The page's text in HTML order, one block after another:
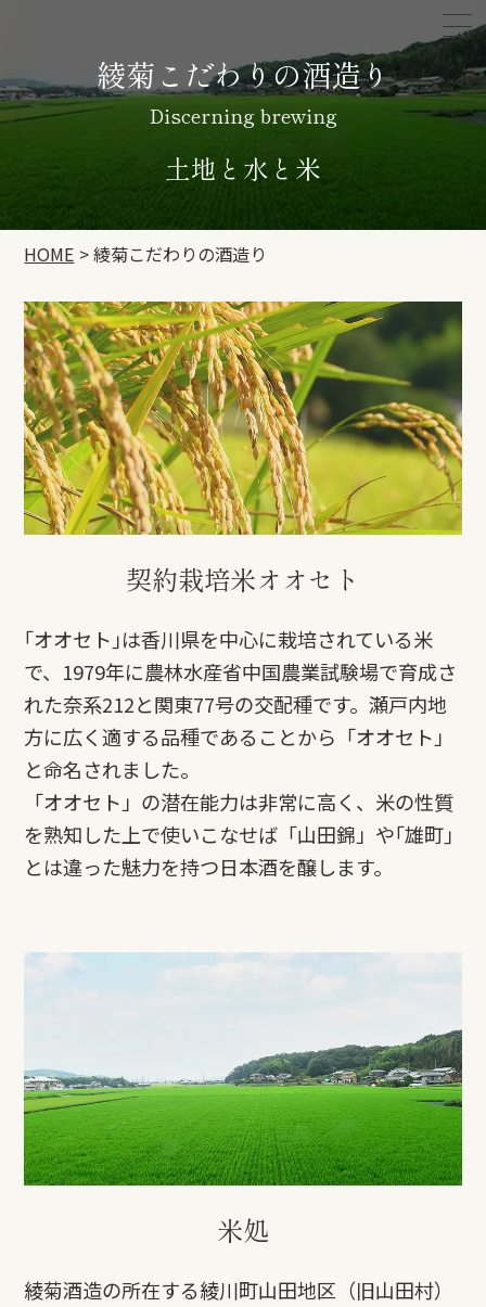
綾菊こだわりの酒造り
Discerning brewing
土地と水と米
HOME 綾菊こだわりの酒造り
契約栽培米オオセト
｢オオセト｣は香川県を中心に栽培されている米
で、1979年に農林水産省中国農業試験場で育成さ
れた奈系212と関東77号の交配種です。瀬戸内地
方に広く適する品種であることから「オオセト」
と命名されました。
「オオセト」の潜在能力は非常に高く、米の性質
を熟知した上で使いこなせば「山田錦」や｢雄町｣
とは違った魅力を持つ日本酒を醸します。
米処
綾菊酒造の所在する綾川町山田地区（旧山田村）